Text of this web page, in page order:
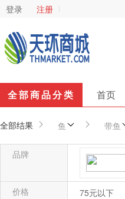
登录 注册
全部商品分类 首页
全部结果 鱼 带鱼
品牌
鸿润
价格 75元以下